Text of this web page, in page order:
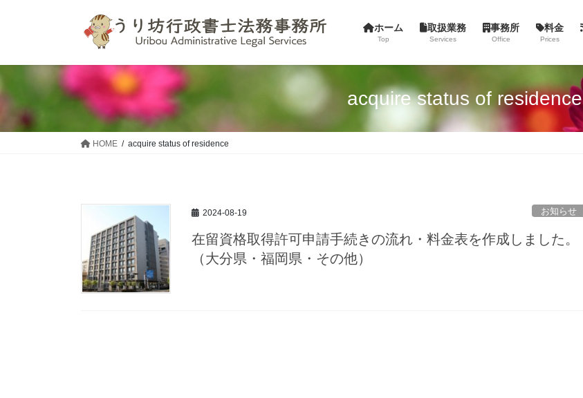
へ
ョ
ホーム
Top
取扱業務
Services
事務所
Office
料金
Prices
acquire status of residence
HOME acquire status of residence
2024-08-19 お知らせ
在留資格取得許可申請手続きの流れ・料金表を作成しました。
（大分県・福岡県・その他）